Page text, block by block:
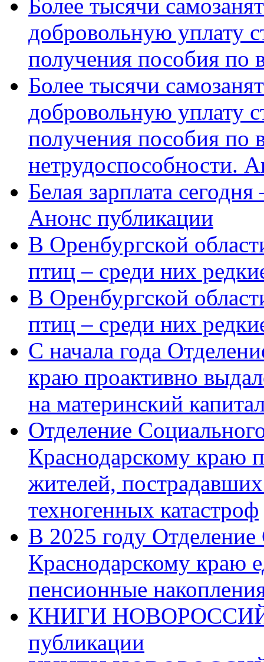
Более тысячи
добровольную уплату
получения пособия по
Более тысячи
добровольную уплату
получения пособия по
нетрудоспособности.
Белая зарплата
Анонс публикации
В Оренбургской
птиц – среди них
В Оренбургской
птиц – среди них
С начала года
краю проактивно
на материнский
Отделение
Краснодарскому краю
жителей,
техногенных катастроф
В 2025 году
Краснодарскому краю
пенсионные
КНИГИ
публикации